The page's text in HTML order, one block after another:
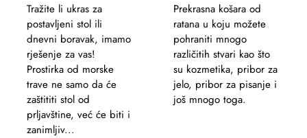
Tražite li ukras za
postavljeni stol ili
dnevni boravak, imamo
rješenje za vas!
Prostirka od morske
trave ne samo da će
zaštititi stol od
prljavštine, već će biti i
zanimljiv...
Prekrasna košara od
ratana u koju možete
pohraniti mnogo
različitih stvari kao što
su kozmetika, pribor za
jelo, pribor za pisanje i
još mnogo toga.